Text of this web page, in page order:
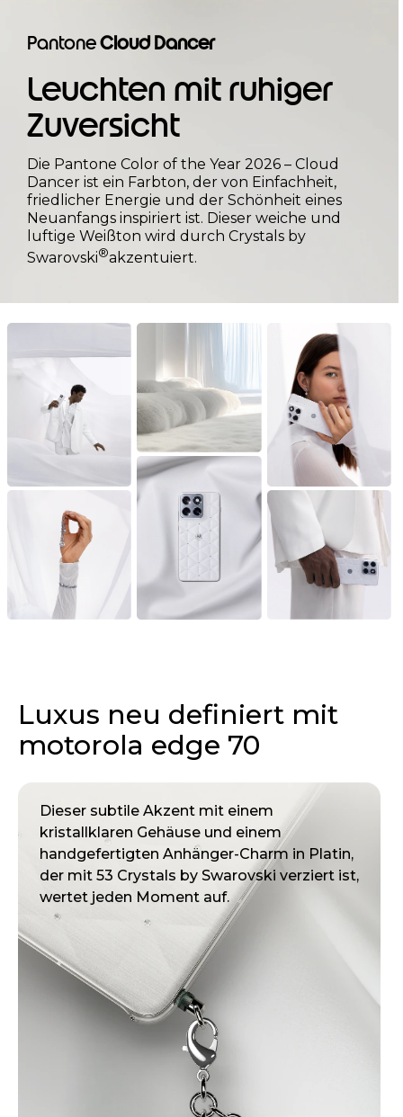
PantoneCloud Dancer
Leuchten mit ruhiger
Zuversicht
Die Pantone Color of the Year 2026 – Cloud
Dancer ist ein Farbton, der von Einfachheit,
friedlicher Energie und der Schönheit eines
Neuanfangs inspiriert ist. Dieser weiche und
luftige Weißton wird durch Crystals by
Swarovski®akzentuiert.
Luxus neu definiert mit
motorola edge 70
Dieser subtile Akzent mit einem
kristallklaren Gehäuse und einem
handgefertigten Anhänger-Charm in Platin,
der mit 53 Crystals by Swarovski verziert ist,
wertet jeden Moment auf.